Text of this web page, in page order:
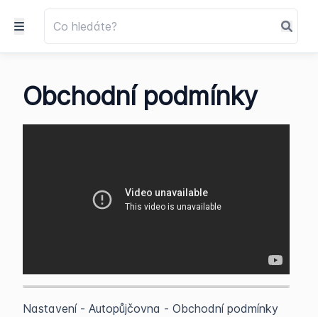
Obchodní podmínky
Nastavení - Autopůjčovna - Obchodní podmínky